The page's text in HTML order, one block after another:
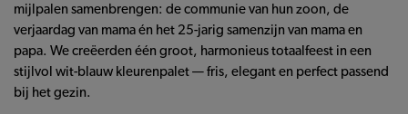
mijlpalen samenbrengen: de communie van hun zoon, de
verjaardag van mama én het 25-jarig samenzijn van mama en
papa. We creëerden één groot, harmonieus totaalfeest in een
stijlvol wit-blauw kleurenpalet — fris, elegant en perfect passend
bij het gezin.